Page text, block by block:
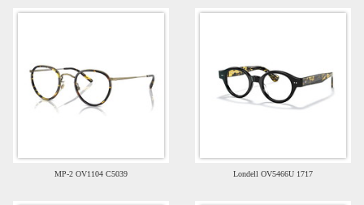
MP-2 OV1104 C5039 Londell OV5466U 1717